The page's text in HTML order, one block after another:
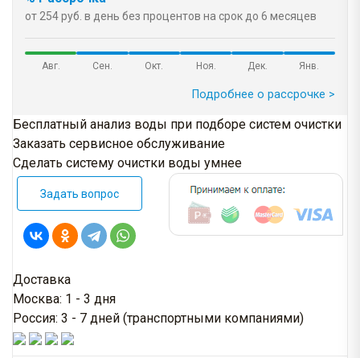
от 254 руб. в день без процентов на срок до 6 месяцев
Авг. Сен. Окт. Ноя. Дек. Янв.
Подробнее о рассрочке >
Бесплатный анализ воды при подборе систем очистки
Заказать сервисное обслуживание
Сделать систему очистки воды умнее
Задать вопрос
Доставка
Москва: 1 - 3 дня
Россия: 3 - 7 дней (транспортными компаниями)